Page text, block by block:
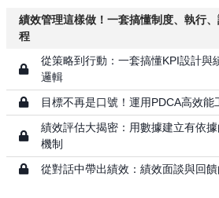
績效管理這樣做！一套搞懂制度、執行
程
從策略到行動：一套搞懂KPI設計與
邏輯
目標不再是口號！運用PDCA高效能
績效評估大揭密：用數據建立有依
機制
從對話中帶出績效：績效面談與回